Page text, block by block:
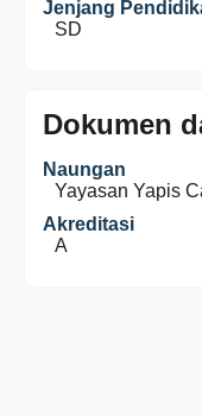
Jenjang
SD
Dokumen
Naungan
Yayasan Yapis
Akreditasi
A